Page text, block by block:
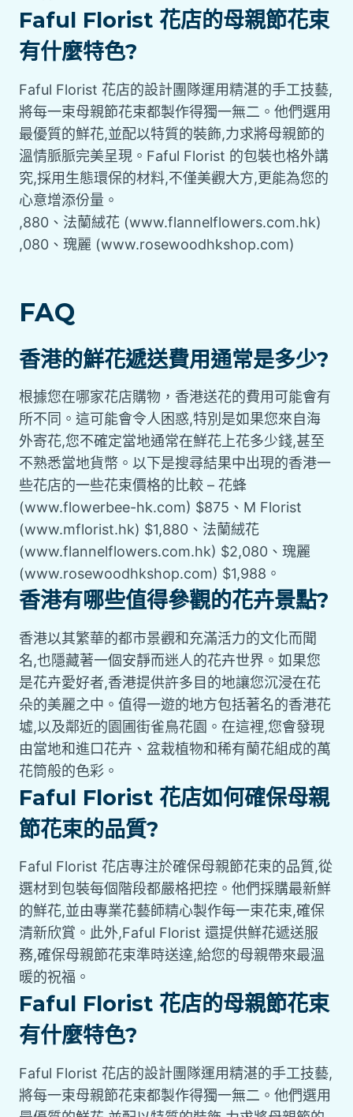
Faful Florist 花店的母親節花束
有什麼特色?
Faful Florist 花店的設計團隊運用精湛的手工技藝,
將每一束母親節花束都製作得獨一無二。他們選用
最優質的鮮花,並配以特質的裝飾,力求將母親節的
溫情脈脈完美呈現。Faful Florist 的包裝也格外講
究,採用生態環保的材料,不僅美觀大方,更能為您的
心意增添份量。
,880、法蘭絨花 (www.flannelflowers.com.hk)
,080、瑰麗 (www.rosewoodhkshop.com)
FAQ
香港的鮮花遞送費用通常是多少?
根據您在哪家花店購物，香港送花的費用可能會有
所不同。這可能會令人困惑,特別是如果您來自海
外寄花,您不確定當地通常在鮮花上花多少錢,甚至
不熟悉當地貨幣。以下是搜尋結果中出現的香港一
些花店的一些花束價格的比較 – 花蜂
(www.flowerbee-hk.com) $875、M Florist
(www.mflorist.hk) $1,880、法蘭絨花
(www.flannelflowers.com.hk) $2,080、瑰麗
(www.rosewoodhkshop.com) $1,988。
香港有哪些值得參觀的花卉景點?
香港以其繁華的都市景觀和充滿活力的文化而聞
名,也隱藏著一個安靜而迷人的花卉世界。如果您
是花卉愛好者,香港提供許多目的地讓您沉浸在花
朵的美麗之中。值得一遊的地方包括著名的香港花
墟,以及鄰近的園圃街雀鳥花園。在這裡,您會發現
由當地和進口花卉、盆栽植物和稀有蘭花組成的萬
花筒般的色彩。
Faful Florist 花店如何確保母親
節花束的品質?
Faful Florist 花店專注於確保母親節花束的品質,從
選材到包裝每個階段都嚴格把控。他們採購最新鮮
的鮮花,並由專業花藝師精心製作每一束花束,確保
清新欣賞。此外,Faful Florist 還提供鮮花遞送服
務,確保母親節花束準時送達,給您的母親帶來最溫
暖的祝福。
Faful Florist 花店的母親節花束
有什麼特色?
Faful Florist 花店的設計團隊運用精湛的手工技藝,
將每一束母親節花束都製作得獨一無二。他們選用